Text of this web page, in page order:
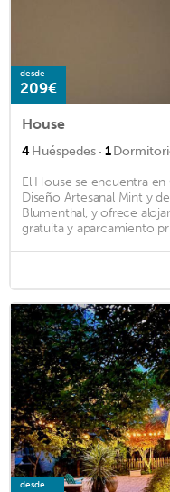
desde
209€
House
4Huéspedes · 1
El House se encuentra
Diseño Artesanal Mint y
Blumenthal, y ofrece
gratuita y aparcamiento
desde